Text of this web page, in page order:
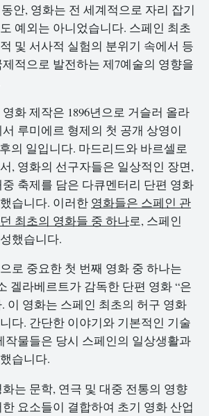
안, 영화는 전 세계적으로 자리 잡기
예외는 아니었습니다. 스페인 최초
및 서사적 실험의 분위기 속에서 등
적으로 발전하는 제7예술의 영향을
화 제작은 1896년으로 거슬러 올라
루미에르 형제의 첫 공개 상영이
의 일입니다. 마드리드와 바르셀로
, 영화의 선구자들은 일상적인 장면,
축제를 담은 다큐멘터리 단편 영화
습니다. 이러한 영화들은 스페인 관
최초의 영화들 중 하나로, 스페인
했습니다.
로 중요한 첫 번째 영화 중 하나는
겔라베르트가 감독한 단편 영화 “은
이 영화는 스페인 최초의 허구 영화
다. 간단한 이야기와 기본적인 기술
작물들은 당시 스페인의 일상생활과
습니다.
는 문학, 연극 및 대중 전통의 영향
요소들이 결합하여 초기 영화 산업